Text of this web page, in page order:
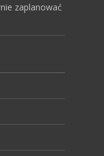
zaplanować